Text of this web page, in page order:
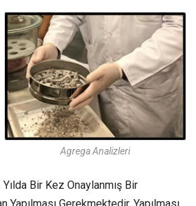
Agrega Analizleri
Bir Kez Onaylanmış Bir
Yapılması Gerekmektedir. Yapılması